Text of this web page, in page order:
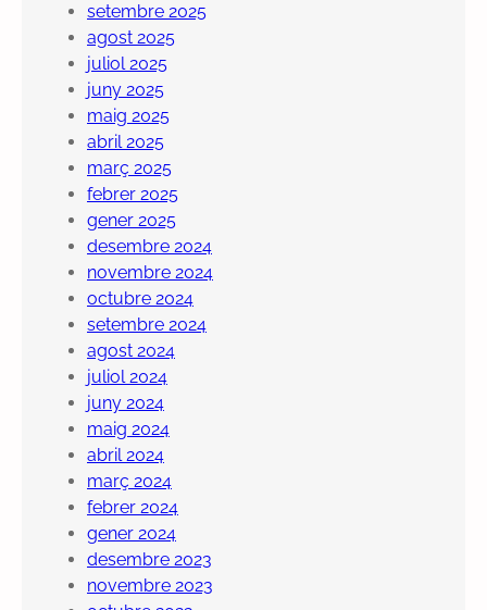
setembre 2025
agost 2025
juliol 2025
juny 2025
maig 2025
abril 2025
març 2025
febrer 2025
gener 2025
desembre 2024
novembre 2024
octubre 2024
setembre 2024
agost 2024
juliol 2024
juny 2024
maig 2024
abril 2024
març 2024
febrer 2024
gener 2024
desembre 2023
novembre 2023